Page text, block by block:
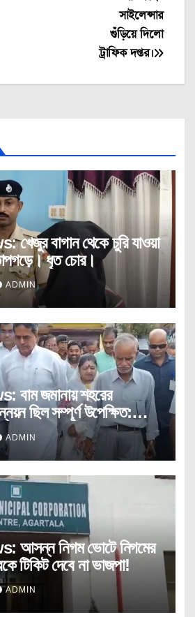
সাইলেন্সার
গুঁড়িয়ে দিলো
ট্রাফিক দপ্তর।
বাগান থেকে চুরি যাওয়া
ধৃত চোর।
ADMIN
জমানায় শহরের
ছিল সম্পূর্ণ উপেক্ষিত:
ADMIN
আসন্ন নিগম ভোটে নিগমের
টিকিট দেবে না ভাজপা!
ADMIN